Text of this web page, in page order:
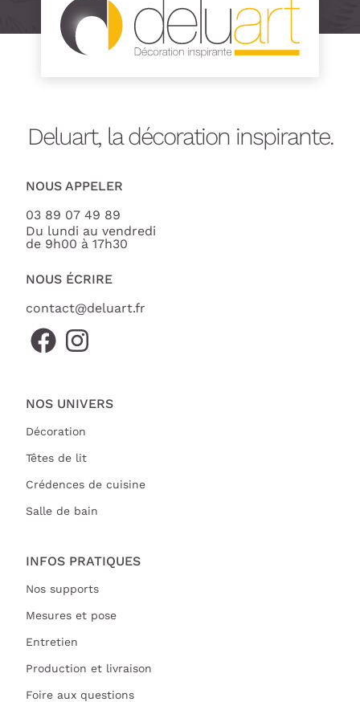
Deluart, la décoration inspirante.
NOUS APPELER
03 89 07 49 89
Du lundi au vendredi
de 9h00 à 17h30
NOUS ÉCRIRE
contact@deluart.fr
NOS UNIVERS
Décoration
Têtes de lit
Crédences de cuisine
Salle de bain
INFOS PRATIQUES
Nos supports
Mesures et pose
Entretien
Production et livraison
Foire aux questions